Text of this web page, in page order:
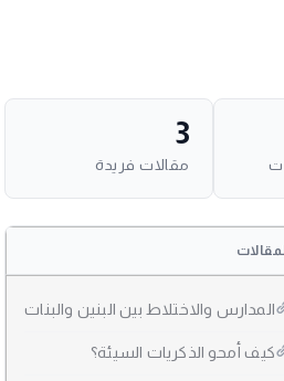
3
مقالات فريدة
المدارس والاختلاط بين البنين والبنات
كيف أمحو الذكريات السيئة؟